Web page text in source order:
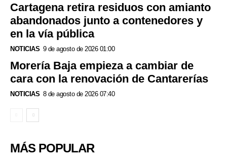
Cartagena retira residuos con amianto
abandonados junto a contenedores y
en la vía pública
NOTICIAS 9 de agosto de 2026 01:00
Morería Baja empieza a cambiar de
cara con la renovación de Cantarerías
NOTICIAS 8 de agosto de 2026 07:40
MÁS POPULAR